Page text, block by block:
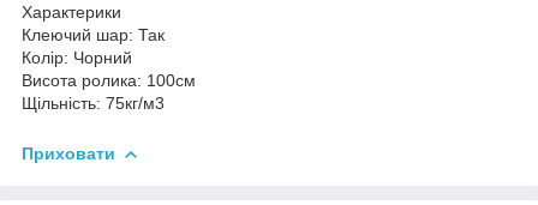
Характерики
Клеючий шар: Так
Колір: Чорний
Висота ролика: 100см
Щільність: 75кг/м3
Приховати